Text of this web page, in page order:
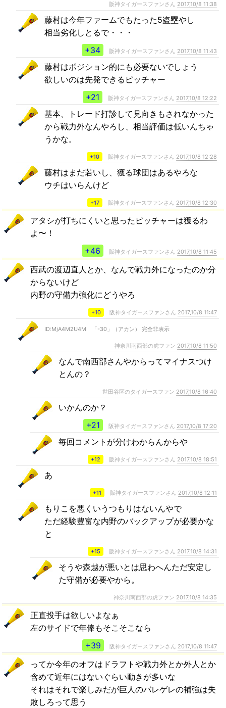
阪神タイガースファンさん 2017,10/8 11:38
藤村は今年ファームでもたった5盗塁やし
相当劣化しとるで・・・
+34
阪神タイガースファンさん 2017,10/8 11:43
藤村はポジション的にも必要ないでしょう
欲しいのは先発できるピッチャー
+21
阪神タイガースファンさん 2017,10/8 12:22
基本、トレード打診して見向きもされなかった
から戦力外なんやろし、相当評価は低いんちゃ
うかな。
+10 阪神タイガースファンさん 2017,10/8 12:28
藤村はまだ若いし、獲る球団はあるやろな
ウチはいらんけど
+17 阪神タイガースファンさん 2017,10/8 12:30
アタシが打ちにくいと思ったピッチャーは獲るわ
よ〜！
+46
阪神タイガースファンさん 2017,10/8 11:45
西武の渡辺直人とか、なんで戦力外になったのか分
からないけど
内野の守備力強化にどうやろ
+10 阪神タイガースファンさん 2017,10/8 11:47
ID:MjA4M2U4M 「-30」（アカン） 完全非表示
神奈川南西部の虎ファン 2017,10/8 11:50
なんで南西部さんやからってマイナスつけ
とんの？
世田谷区のタイガースファン 2017,10/8 16:40
いかんのか？
+21
阪神タイガースファンさん 2017,10/8 17:20
毎回コメントが分けわからんからや
+12 阪神タイガースファンさん 2017,10/8 18:51
あ
+11 阪神タイガースファンさん 2017,10/8 12:11
もりこを悪くいうつもりはないんやで
ただ経験豊富な内野のバックアップが必要かな
と
+15 阪神タイガースファンさん 2017,10/8 14:31
そうや森越が悪いとは思わへんただ安定し
た守備が必要やから。
神奈川南西部の虎ファン 2017,10/8 14:35
正直投手は欲しいよなぁ
左のサイドで年俸もそこそこなら
+39
阪神タイガースファンさん 2017,10/8 11:47
ってか今年のオフはドラフトや戦力外とか外人とか
含めて近年にはないぐらい動きが多いな
それはそれで楽しみだが巨人のバレゲレの補強は失
敗しろって思う